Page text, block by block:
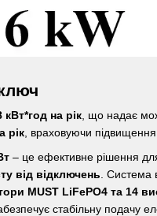
кВт*год на рік , що надає
рік , враховуючи
– це ефективне рішення
від відключень . Система
MUST LiFePO4 та 14
стабільну подачу